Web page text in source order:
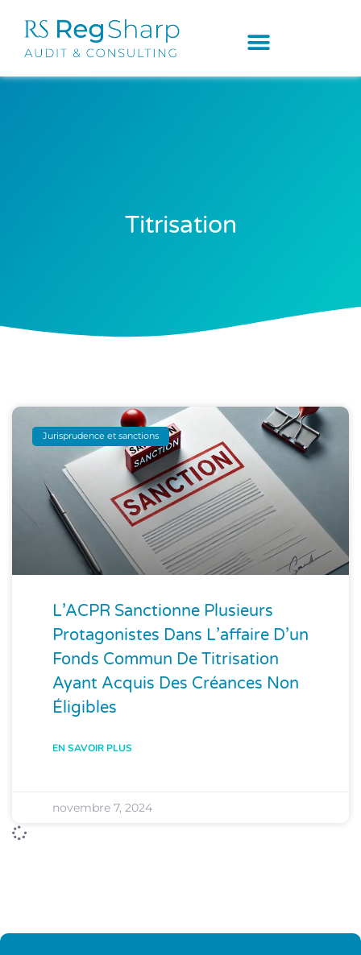
Titrisation
Jurisprudence et sanctions
L’ACPR Sanctionne Plusieurs
Protagonistes Dans L’affaire D’un
Fonds Commun De Titrisation
Ayant Acquis Des Créances Non
Éligibles
EN SAVOIR PLUS
novembre 7, 2024